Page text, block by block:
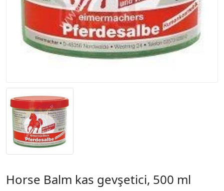
Horse Balm kas gevşetici, 500 ml